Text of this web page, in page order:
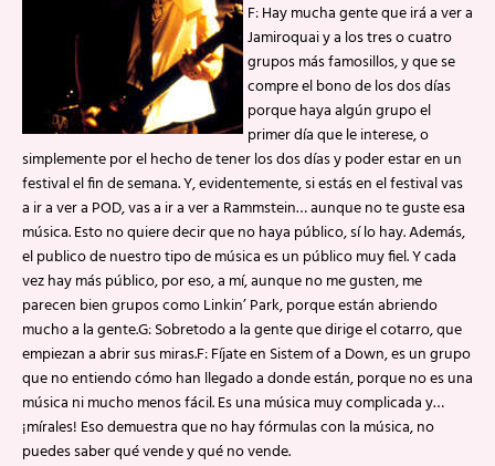
F: Hay mucha gente que irá a ver a
Jamiroquai y a los tres o cuatro
grupos más famosillos, y que se
compre el bono de los dos días
porque haya algún grupo el
primer día que le interese, o
simplemente por el hecho de tener los dos días y poder estar en un
festival el fin de semana. Y, evidentemente, si estás en el festival vas
a ir a ver a POD, vas a ir a ver a Rammstein… aunque no te guste esa
música. Esto no quiere decir que no haya público, sí lo hay. Además,
el publico de nuestro tipo de música es un público muy fiel. Y cada
vez hay más público, por eso, a mí, aunque no me gusten, me
parecen bien grupos como Linkin’ Park, porque están abriendo
mucho a la gente.G: Sobretodo a la gente que dirige el cotarro, que
empiezan a abrir sus miras.F: Fíjate en Sistem of a Down, es un grupo
que no entiendo cómo han llegado a donde están, porque no es una
música ni mucho menos fácil. Es una música muy complicada y…
¡mírales! Eso demuestra que no hay fórmulas con la música, no
puedes saber qué vende y qué no vende.